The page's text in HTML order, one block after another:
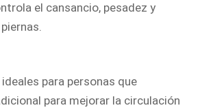
el cansancio, pesadez y
para personas que
para mejorar la circulación